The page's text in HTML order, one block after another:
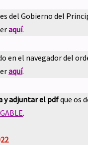
del Gobierno del
aquí.
en el navegador del
aquí.
y adjuntar el pdfque os
.